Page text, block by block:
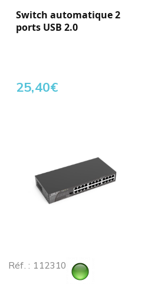
Switch automatique 2
ports USB 2.0
25,40€
Réf. : 112310